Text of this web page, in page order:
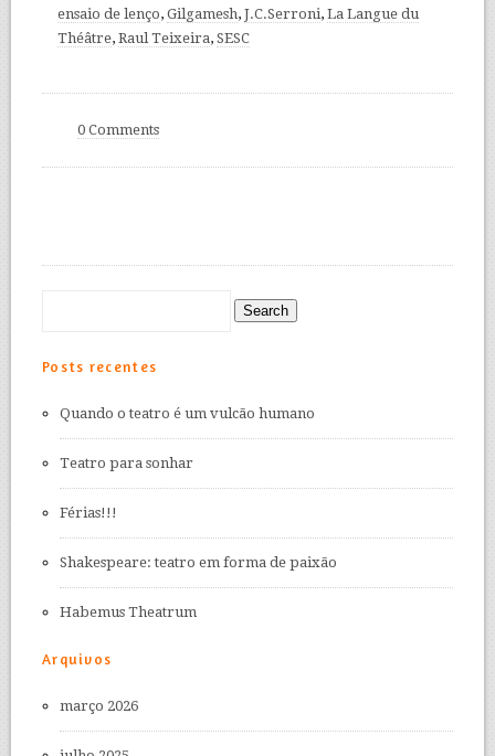
ensaio de lenço, Gilgamesh, J.C.Serroni, La Langue du
Théâtre, Raul Teixeira, SESC
0 Comments
Posts recentes
Quando o teatro é um vulcão humano
Teatro para sonhar
Férias!!!
Shakespeare: teatro em forma de paixão
Habemus Theatrum
Arquivos
março 2026